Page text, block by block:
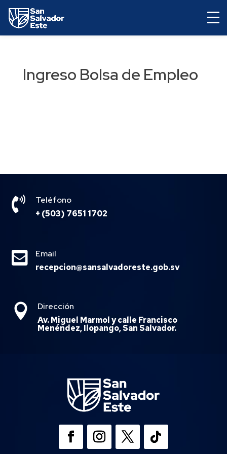
Ingreso Bolsa de Empleo

Teléfono
+ (503) 7651 1702

Email
recepcion@sansalvadoreste.gob.sv

Dirección
Av. Miguel Marmol y calle Francisco
Menéndez, Ilopango, San Salvador.